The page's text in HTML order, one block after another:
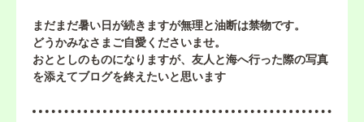
まだまだ暑い日が続きますが無理と油断は禁物です。
どうかみなさまご自愛くださいませ。
おととしのものになりますが、友人と海へ行った際の写真
を添えてブログを終えたいと思います